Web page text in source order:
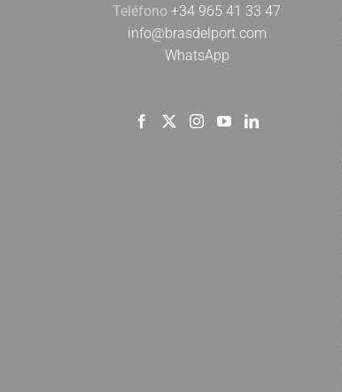
Teléfono +34 965 41 33 47
info@brasdelport.com
WhatsApp